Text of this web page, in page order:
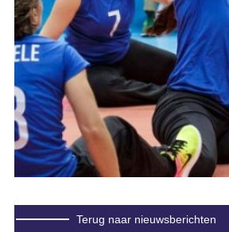
Terug naar nieuwsberichten